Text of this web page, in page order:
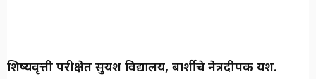
शिष्यवृत्ती परीक्षेत सुयश विद्यालय, बार्शीचे नेत्रदीपक यश.